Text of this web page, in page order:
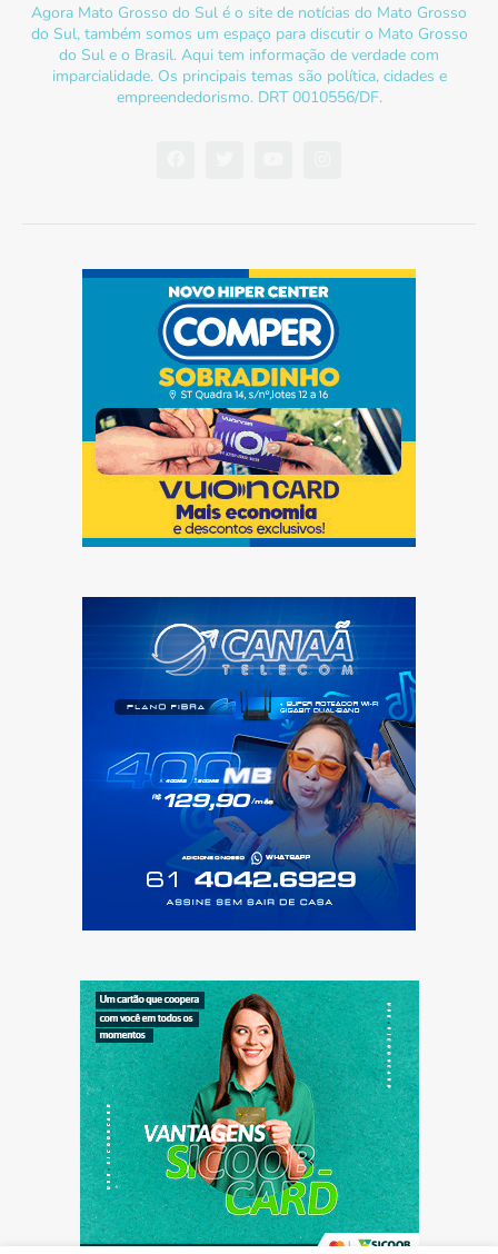
Agora Mato Grosso do Sul é o site de notícias do Mato Grosso
do Sul, também somos um espaço para discutir o Mato Grosso
do Sul e o Brasil. Aqui tem informação de verdade com
imparcialidade. Os principais temas são política, cidades e
empreendedorismo. DRT 0010556/DF.